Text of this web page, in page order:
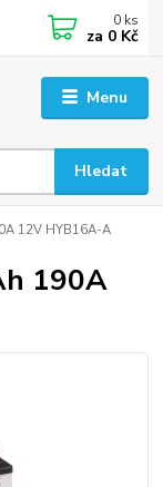
Menu
Hledat
0 ks
za 0 Kč
12V HYB16A-A
190A